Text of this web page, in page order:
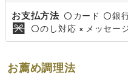
お支払方法 〇 カード 〇銀
〇のし対応 × メッセー
お薦め調理法